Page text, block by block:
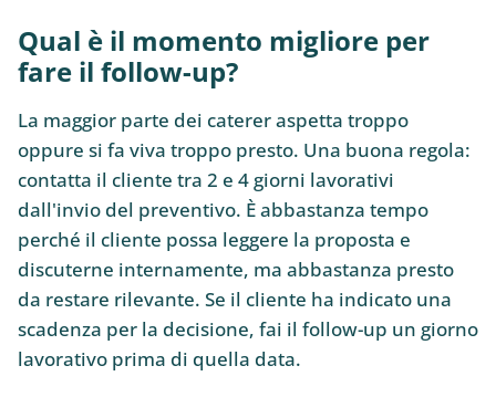
Qual è il momento migliore per
fare il follow-up?
La maggior parte dei caterer aspetta troppo
oppure si fa viva troppo presto. Una buona regola:
contatta il cliente tra 2 e 4 giorni lavorativi
dall'invio del preventivo. È abbastanza tempo
perché il cliente possa leggere la proposta e
discuterne internamente, ma abbastanza presto
da restare rilevante. Se il cliente ha indicato una
scadenza per la decisione, fai il follow-up un giorno
lavorativo prima di quella data.